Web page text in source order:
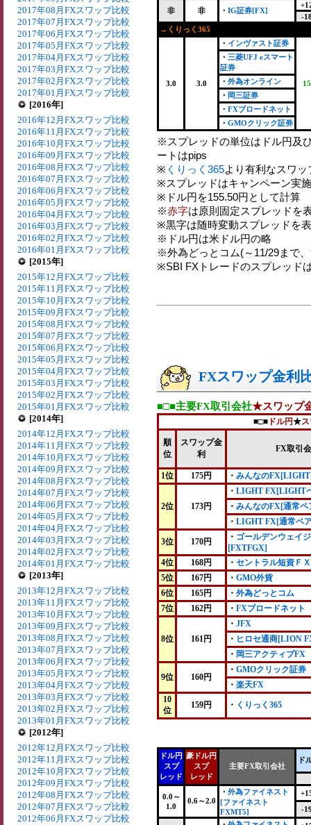
2017年08月FXスワップ比較
2017年07月FXスワップ比較
2017年06月FXスワップ比較
2017年05月FXスワップ比較
2017年04月FXスワップ比較
2017年03月FXスワップ比較
2017年02月FXスワップ比較
2017年01月FXスワップ比較
[2016年]
2016年12月FXスワップ比較
2016年11月FXスワップ比較
2016年10月FXスワップ比較
2016年09月FXスワップ比較
2016年08月FXスワップ比較
2016年07月FXスワップ比較
2016年06月FXスワップ比較
2016年05月FXスワップ比較
2016年04月FXスワップ比較
2016年03月FXスワップ比較
2016年02月FXスワップ比較
2016年01月FXスワップ比較
[2015年]
2015年12月FXスワップ比較
2015年11月FXスワップ比較
2015年10月FXスワップ比較
2015年09月FXスワップ比較
2015年08月FXスワップ比較
2015年07月FXスワップ比較
2015年06月FXスワップ比較
2015年05月FXスワップ比較
2015年04月FXスワップ比較
2015年03月FXスワップ比較
2015年02月FXスワップ比較
2015年01月FXスワップ比較
[2014年]
2014年12月FXスワップ比較
2014年11月FXスワップ比較
2014年10月FXスワップ比較
2014年09月FXスワップ比較
2014年08月FXスワップ比較
2014年07月FXスワップ比較
2014年06月FXスワップ比較
2014年05月FXスワップ比較
2014年04月FXスワップ比較
2014年03月FXスワップ比較
2014年02月FXスワップ比較
2014年01月FXスワップ比較
[2013年]
2013年12月FXスワップ比較
2013年11月FXスワップ比較
2013年10月FXスワップ比較
2013年09月FXスワップ比較
2013年08月FXスワップ比較
2013年07月FXスワップ比較
2013年06月FXスワップ比較
2013年05月FXスワップ比較
2013年04月FXスワップ比較
2013年03月FXスワップ比較
2013年02月FXスワップ比較
2013年01月FXスワップ比較
[2012年]
2012年12月FXスワップ比較
2012年11月FXスワップ比較
2012年10月FXスワップ比較
2012年09月FXスワップ比較
2012年08月FXスワップ比較
2012年07月FXスワップ比較
2012年06月FXスワップ比較
非 非 ・ IG証券[FX]
-
→くりっく365
3.0 3.0
・ インヴァスト証券
・ 三菱UFJ eスマート
証券
・ 外為オンライン
・ 岡三証券
・ FXブロードネット
・ GMOクリック証券
※スプレッドの単位はドル円及
ートはpips
※ くりっく365より有利なスワッ
※スプレッドはキャンペーン実
※ドル円を155.50円として計算
※赤字は原則固定スプレッドを
※黒字は随時変動スプレッドを
※ドル円は米ドル円の略
※外為どっとコム(～11/29まで
※SBI FXトレードのスプレッド
FXスワップ金利
■□■主要FX取引会社★スワップ
■□■ ドル円★
順
位
スワップ金
利
FX取引
1位 175円 ・ みんなの
2位 173円
・ LIGHT FX[LIGHT
・ みんなのFX[通常ペ
・ LIGHT FX[通常ペ
3位 170円 ・ ゴールデンウェイ
[FXTFGX]
4位
168円 ・ セントラル短資ＦＸ
5位
167円 ・ GMO外貨
6位
165円 ・ 外為どっとコム
7位
162円 ・ FXブロードネット
8位 161円
・ JFX
・ ヒロセ通商[LION
・ 岡三アクティブFX
9位 160円
・ GMOクリック証券
・ 楽天FX
10
位
159円 ・ くりっく365
ドル円
スプ
レッド
豪ドル円
スプ
レッド
主要FX取引会社
ド
0.0～
1.0
0.6～2.0
・ 外為ファイネスト
[ファイネスト
FXMT5]
-